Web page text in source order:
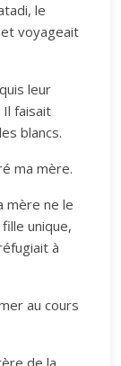
le
voyageait
leur
Il faisait
blancs.
ma mère.
mère ne le
unique,
à
au cours
de la